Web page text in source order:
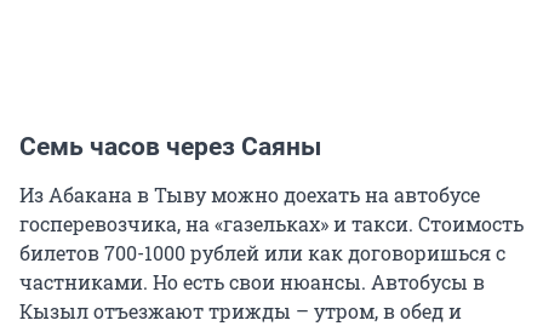
Семь часов через Саяны
Из Абакана в Тыву можно доехать на автобусе
госперевозчика, на «газельках» и такси. Стоимость
билетов 700-1000 рублей или как договоришься с
частниками. Но есть свои нюансы. Автобусы в
Кызыл отъезжают трижды – утром, в обед и